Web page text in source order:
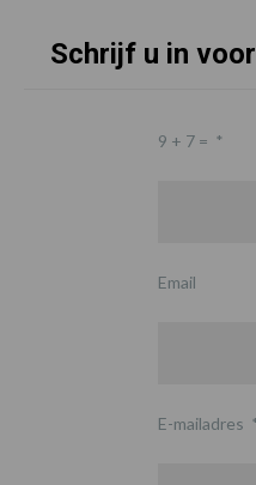
Schrijf u in
9 + 7 = *
Email
E-mailadres *